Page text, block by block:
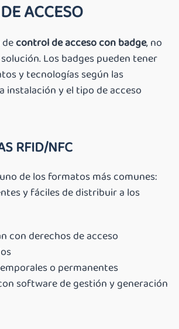
ACCESO
control de acceso con badge, no
Los badges pueden tener
y tecnologías según las
instalación y el tipo de acceso
RFID/NFC
de los formatos más comunes:
y fáciles de distribuir a los
con derechos de acceso
o permanentes
software de gestión y generación